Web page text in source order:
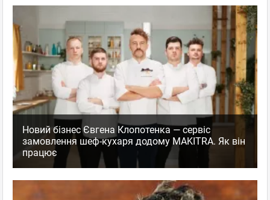
Новий бізнес Євгена Клопотенка — сервіс
замовлення шеф-кухаря додому MAKITRA. Як він
працює